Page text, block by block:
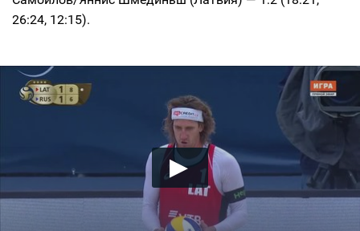
26:24, 12:15).